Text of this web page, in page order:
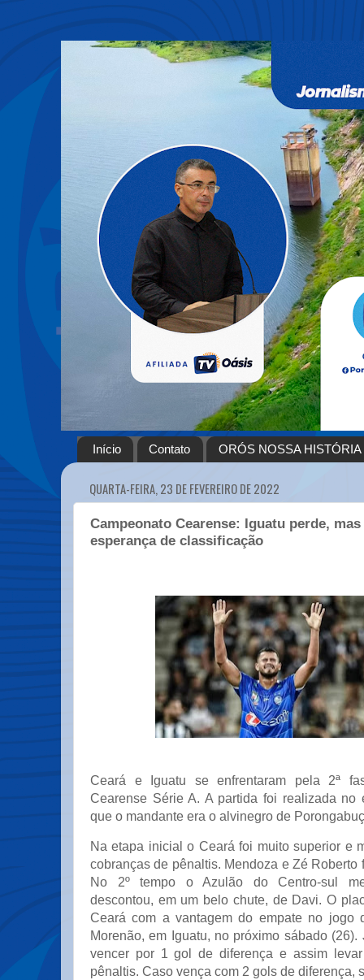
Início Contato ORÓS NOSSA HISTÓRIA
QUARTA-FEIRA, 23 DE FEVEREIRO DE 2022
Campeonato Cearense: Iguatu perde,
esperança de classificação
Ceará e Iguatu se enfrentaram pela 2ª
Cearense Série A. A partida foi realizada no
que o mandante era o alvinegro de
Na etapa inicial o Ceará foi muito superior e
cobranças de pênaltis. Mendoza e Zé Roberto
No 2º tempo o Azulão do Centro-sul
descontou, em um belo chute, de Davi. O
Ceará com a vantagem do empate no jogo
Morenão, em Iguatu, no próximo sábado
vencer por 1 gol de diferença e assim
pênaltis. Caso vença com 2 gols de diferença,